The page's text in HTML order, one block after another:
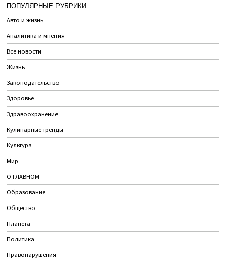
ПОПУЛЯРНЫЕ РУБРИКИ
Авто и жизнь
Аналитика и мнения
Все новости
Жизнь
Законодательство
Здоровье
Здравоохранение
Кулинарные тренды
Культура
Мир
О ГЛАВНОМ
Образование
Общество
Планета
Политика
Правонарушения